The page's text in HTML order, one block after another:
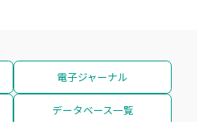
電子ジャーナル
データベース一覧